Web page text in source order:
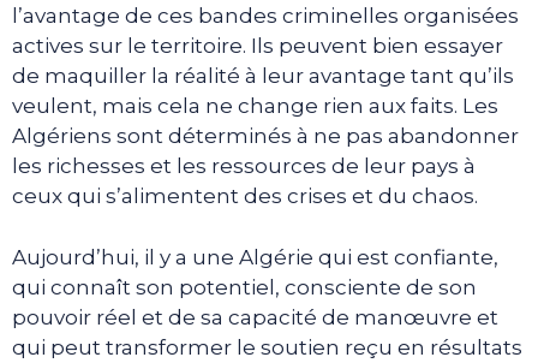
l’avantage de ces bandes criminelles organisées
actives sur le territoire. Ils peuvent bien essayer
de maquiller la réalité à leur avantage tant qu’ils
veulent, mais cela ne change rien aux faits. Les
Algériens sont déterminés à ne pas abandonner
les richesses et les ressources de leur pays à
ceux qui s’alimentent des crises et du chaos.
Aujourd’hui, il y a une Algérie qui est confiante,
qui connaît son potentiel, consciente de son
pouvoir réel et de sa capacité de manœuvre et
qui peut transformer le soutien reçu en résultats